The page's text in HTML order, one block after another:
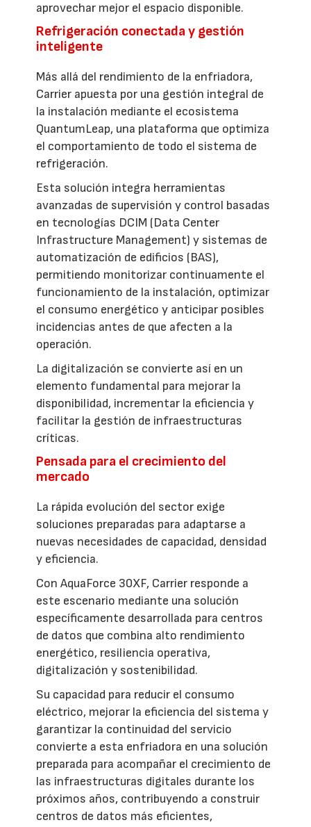
aprovechar mejor el espacio disponible.
Refrigeración conectada y gestión
inteligente
Más allá del rendimiento de la enfriadora,
Carrier apuesta por una gestión integral de
la instalación mediante el ecosistema
QuantumLeap, una plataforma que optimiza
el comportamiento de todo el sistema de
refrigeración.
Esta solución integra herramientas
avanzadas de supervisión y control basadas
en tecnologías DCIM (Data Center
Infrastructure Management) y sistemas de
automatización de edificios (BAS),
permitiendo monitorizar continuamente el
funcionamiento de la instalación, optimizar
el consumo energético y anticipar posibles
incidencias antes de que afecten a la
operación.
La digitalización se convierte así en un
elemento fundamental para mejorar la
disponibilidad, incrementar la eficiencia y
facilitar la gestión de infraestructuras
críticas.
Pensada para el crecimiento del
mercado
La rápida evolución del sector exige
soluciones preparadas para adaptarse a
nuevas necesidades de capacidad, densidad
y eficiencia.
Con AquaForce 30XF, Carrier responde a
este escenario mediante una solución
específicamente desarrollada para centros
de datos que combina alto rendimiento
energético, resiliencia operativa,
digitalización y sostenibilidad.
Su capacidad para reducir el consumo
eléctrico, mejorar la eficiencia del sistema y
garantizar la continuidad del servicio
convierte a esta enfriadora en una solución
preparada para acompañar el crecimiento de
las infraestructuras digitales durante los
próximos años, contribuyendo a construir
centros de datos más eficientes,